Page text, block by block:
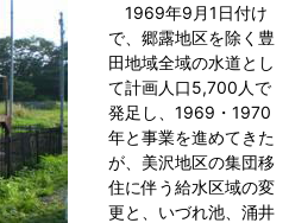
1969年9月1日付け
で、郷露地区を除く豊
田地域全域の水道とし
て計画人口5,700人で
発足し、1969・1970
年と事業を進めてきた
が、美沢地区の集団移
住に伴う給水区域の変
更と、いづれ池、涌井